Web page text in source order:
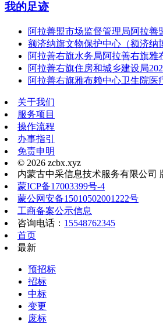
我的足迹
阿拉善盟市场监督管理局阿拉善
额济纳旗文物保护中心（额济纳
阿拉善右旗水务局阿拉善右旗
阿拉善右旗住房和城乡建设局
阿拉善右旗雅布赖中心卫生院
关于我们
服务项目
操作流程
办事指引
免责申明
© 2026 zcbx.xyz
内蒙古中采信息技术服务有限公司
蒙ICP备17003399号-4
蒙公网安备15010502001222号
工商备案公示信息
咨询电话： 15548762345
首页
最新
预招标
招标
中标
变更
废标